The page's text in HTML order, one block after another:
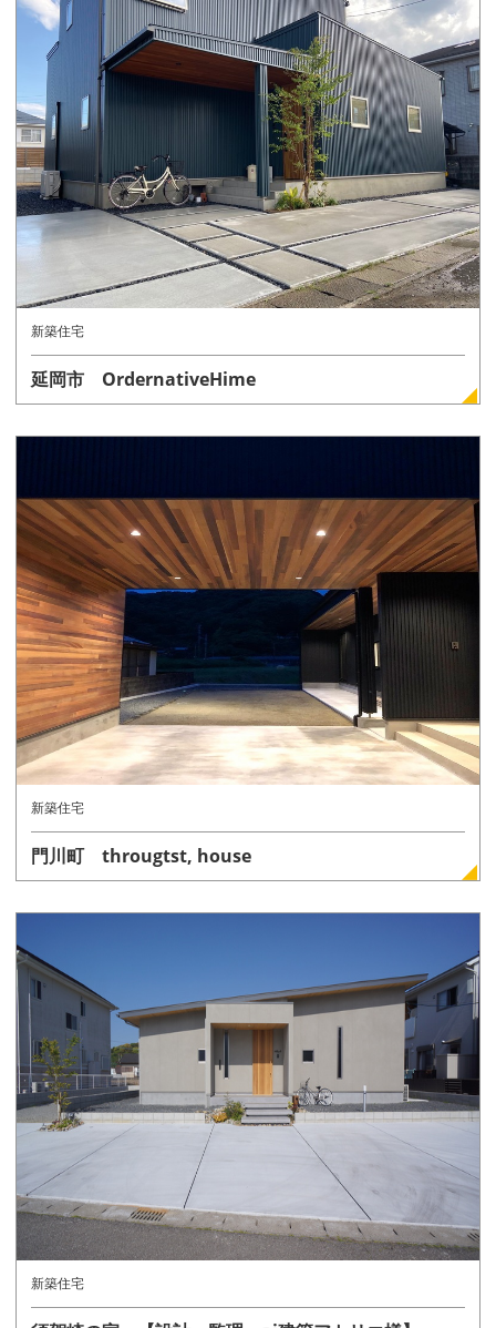
新築住宅
延岡市 OrdernativeHime
詳しく見る
新築住宅
門川町 througtst, house
詳しく見る
新築住宅
詳しく見る